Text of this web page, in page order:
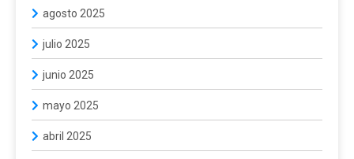
agosto 2025
julio 2025
junio 2025
mayo 2025
abril 2025